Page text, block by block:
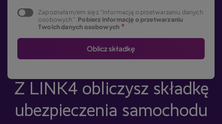
Zapoznałam/em się z "Informacją o przetwarzaniu danych
osobowych". Pobierz informację o przetwarzaniu
Twoich danych osobowych
Z LINK4 obliczysz składkę
ubezpieczenia samochodu